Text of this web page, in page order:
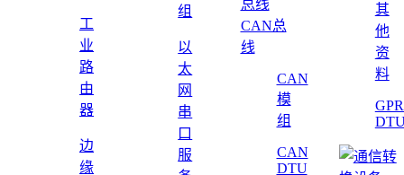
工
业
路
由
器
边
缘
组
以
太
网
串
口
服
CAN总
线
CAN
模
组
CAN
DTU
其
他
资
料